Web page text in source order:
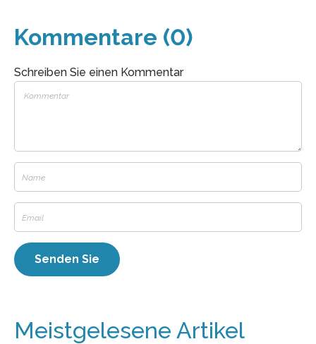
Kommentare (0)
Schreiben Sie einen Kommentar
Meistgelesene Artikel